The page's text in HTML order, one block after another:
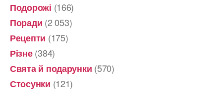
Подорожі (166)
Поради (2 053)
Рецепти (175)
Різне(384)
Свята й подарунки (570)
Стосунки (121)